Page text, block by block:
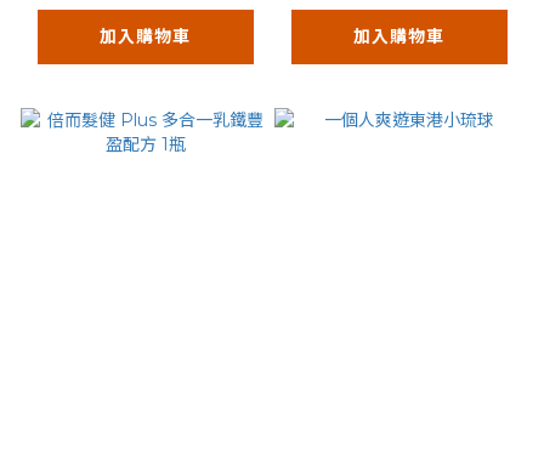
加入購物車 加入購物車